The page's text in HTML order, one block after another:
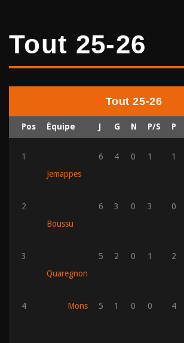
Tout 25-26
Tout 25-26
Pos Équipe J G N P/S P
1
Jemappes
6 4 0 1 1
2
Boussu
6 3 0 3 0
3
Quaregnon
5 2 0 1 2
4 Mons 5 1 0 0 4